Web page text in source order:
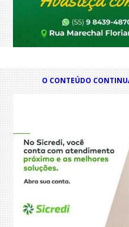
O CONTEÚDO